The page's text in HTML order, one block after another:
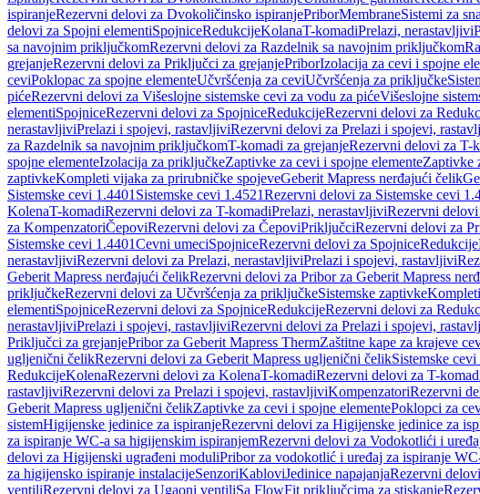
ispiranjeRezervni delovi za Dvokoličinsko ispiranjePriborMembraneSistemi za
delovi za Spojni elementiSpojniceRedukcijeKolanaT-komadiPrelazi, nerastavljivi
sa navojnim priključkomRezervni delovi za Razdelnik sa navojnim priključkom
grejanjeRezervni delovi za Priključci za grejanjePriborIzolacija za cevi i spojne
ceviPoklopac za spojne elementeUčvršćenja za ceviUčvršćenja za priključke
pićeRezervni delovi za Višeslojne sistemske cevi za vodu za pićeVišeslojne
elementiSpojniceRezervni delovi za SpojniceRedukcijeRezervni delovi za
nerastavljiviPrelazi i spojevi, rastavljiviRezervni delovi za Prelazi i spojevi,
za Razdelnik sa navojnim priključkomT-komadi za grejanjeRezervni delovi za T-
spojne elementeIzolacija za priključkeZaptivke za cevi i spojne elementeZaptivke
zaptivkeKompleti vijaka za prirubničke spojeveGeberit Mapress nerđajući čelik
Sistemske cevi 1.4401 Sistemske cevi 1.4521Rezervni delovi za Sistemske cevi
KolenaT-komadiRezervni delovi za T-komadiPrelazi, nerastavljiviRezervni
za KompenzatoriČepoviRezervni delovi za ČepoviPriključciRezervni delovi za
Sistemske cevi 1.4401Cevni umeciSpojniceRezervni delovi za SpojniceRedukcije
nerastavljiviRezervni delovi za Prelazi, nerastavljiviPrelazi i spojevi, rastavljivi
Geberit Mapress nerđajući čelikRezervni delovi za Pribor za Geberit Mapress
priključkeRezervni delovi za Učvršćenja za priključkeSistemske zaptivke
elementiSpojniceRezervni delovi za SpojniceRedukcijeRezervni delovi za
nerastavljiviPrelazi i spojevi, rastavljiviRezervni delovi za Prelazi i spojevi,
Priključci za grejanjePribor za Geberit Mapress ThermZaštitne kape za krajeve
ugljenični čelikRezervni delovi za Geberit Mapress ugljenični čelikSistemske
RedukcijeKolenaRezervni delovi za KolenaT-komadiRezervni delovi za T-
rastavljiviRezervni delovi za Prelazi i spojevi, rastavljiviKompenzatoriRezervni
Geberit Mapress ugljenični čelikZaptivke za cevi i spojne elementePoklopci za
sistemHigijenske jedinice za ispiranjeRezervni delovi za Higijenske jedinice za
za ispiranje WC-a sa higijenskim ispiranjemRezervni delovi za Vodokotlići i
delovi za Higijenski ugrađeni moduliPribor za vodokotlić i uređaj za ispiranje
za higijensko ispiranje instalacijeSenzoriKabloviJedinice napajanjaRezervni
ventiliRezervni delovi za Ugaoni ventiliSa FlowFit priključcima za stiskanje